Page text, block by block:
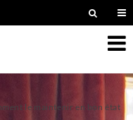
le maintenir en bon état